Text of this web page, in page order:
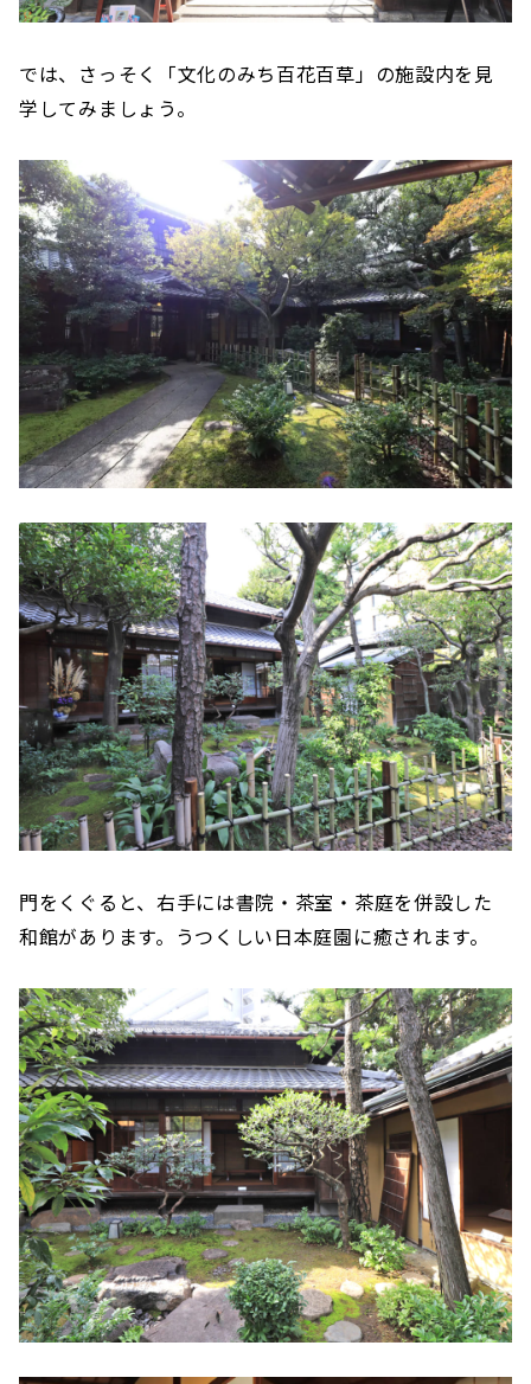
では、さっそく「文化のみち百花百草」の施設内を見
学してみましょう。
門をくぐると、右手には書院・茶室・茶庭を併設した
和館があります。うつくしい日本庭園に癒されます。